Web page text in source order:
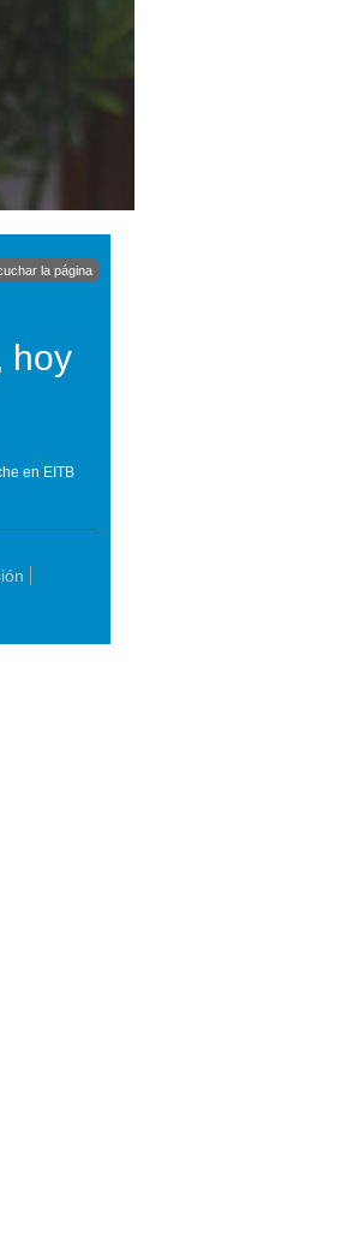
la página
hoy
en EITB